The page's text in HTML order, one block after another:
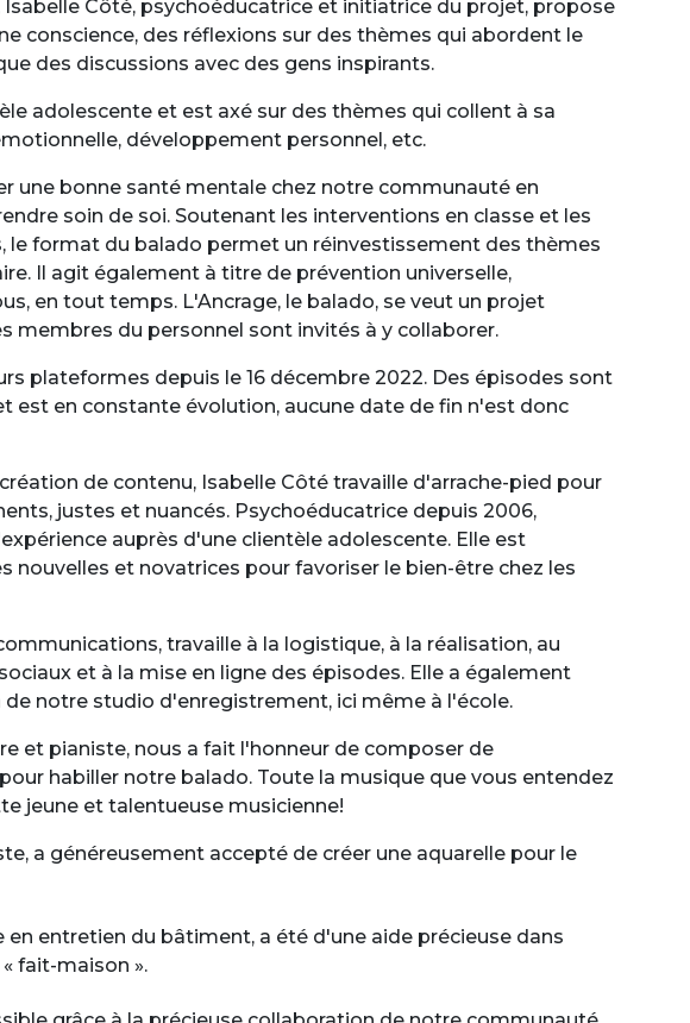
Côté, psychoéducatrice et initiatrice du projet, propose
conscience, des réflexions sur des thèmes qui abordent le
des discussions avec des gens inspirants.
adolescente et est axé sur des thèmes qui collent à sa
développement personnel, etc.
une bonne santé mentale chez notre communauté en
soin de soi. Soutenant les interventions en classe et les
le format du balado permet un réinvestissement des thèmes
Il agit également à titre de prévention universelle,
en tout temps. L'Ancrage, le balado, se veut un projet
membres du personnel sont invités à y collaborer.
plateformes depuis le 16 décembre 2022. Des épisodes sont
est en constante évolution, aucune date de fin n'est donc
de contenu, Isabelle Côté travaille d'arrache-pied pour
justes et nuancés. Psychoéducatrice depuis 2006,
auprès d'une clientèle adolescente. Elle est
nouvelles et novatrices pour favoriser le bien-être chez les
travaille à la logistique, à la réalisation, au
et à la mise en ligne des épisodes. Elle a également
notre studio d'enregistrement, ici même à l'école.
et pianiste, nous a fait l'honneur de composer de
habiller notre balado. Toute la musique que vous entendez
jeune et talentueuse musicienne!
a généreusement accepté de créer une aquarelle pour le
en entretien du bâtiment, a été d'une aide précieuse dans
fait-maison ».